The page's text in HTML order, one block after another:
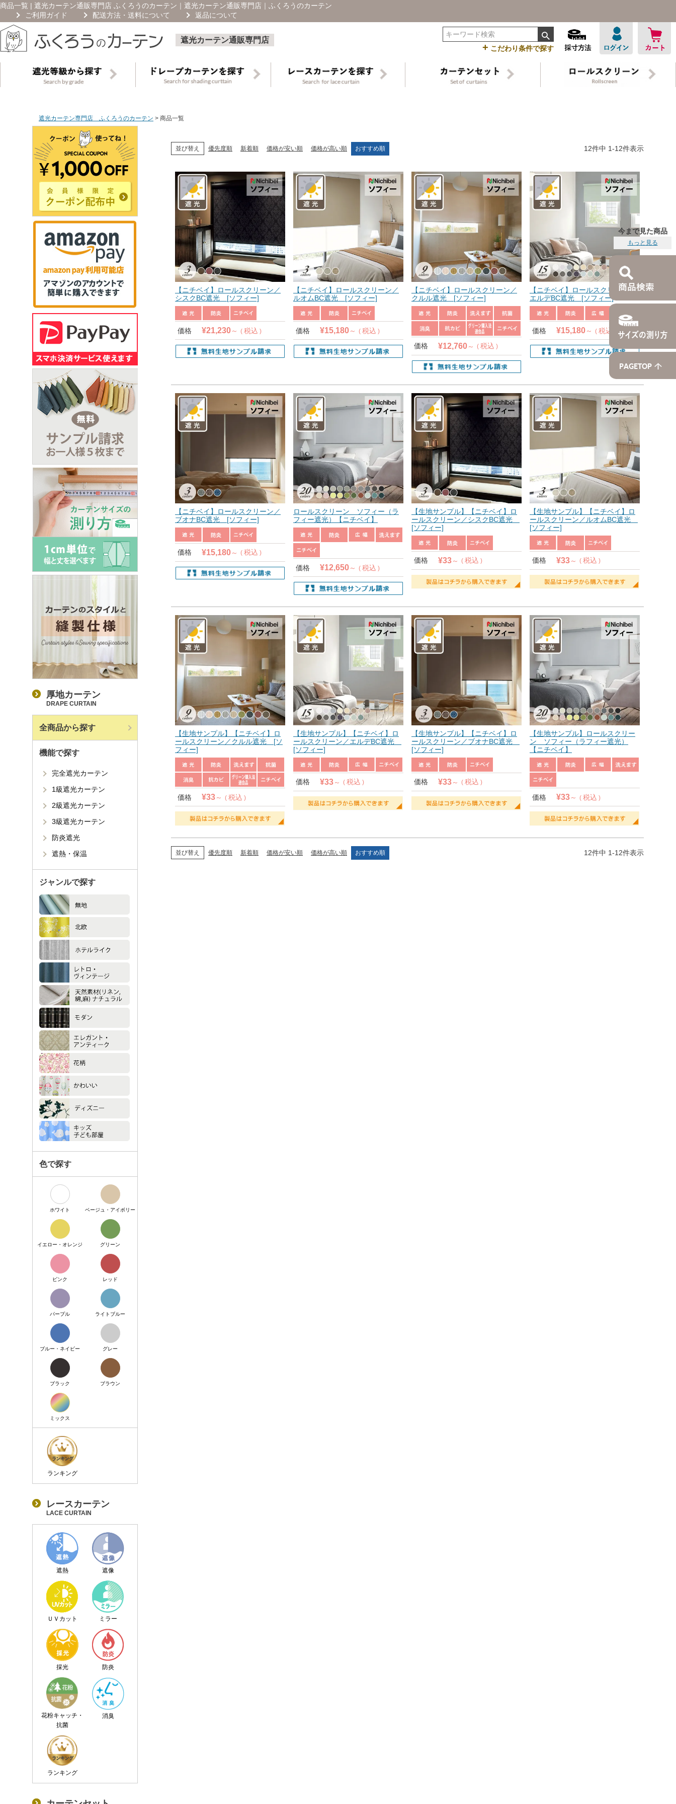
商品一覧 | 遮光カーテン通販専門店 ふくろうのカーテン ｜遮光カーテン通販専門店｜ふくろうのカーテン
ご利用ガイド
配送方法・送料について 返品について
遮光カーテン通販専門店
+ こだわり条件で探す
遮光カーテン専門店 ふくろうのカーテン 商品一覧
厚地カーテン
DRAPE CURTAIN
全商品から探す
機能で探す
完全遮光カーテン
1級遮光カーテン
2級遮光カーテン
3級遮光カーテン
防炎遮光
遮熱・保温
ジャンルで探す
色で探す
ホワイト ベージュ・アイボリー
イエロー・オレンジ グリーン
ピンク レッド
パープル ライトブルー
ブルー・ネイビー グレー
ブラック ブラウン
ミックス
ランキング
レースカーテン
LACE CURTAIN
遮熱 遮像
ＵＶカット ミラー
採光 防炎
花粉キャッチ・
抗菌
消臭
ランキング
並び替え 優先度順 新着順 価格が安い順 価格が高い順 おすすめ順 12件中 1-12件表示
【ニチベイ】ロールスクリーン／
シスクBC遮光 [ソフィー]
価格 ¥21,230 税込
【ニチベイ】ロールスクリーン／
ルオムBC遮光 [ソフィー]
価格 ¥15,180 税込
【ニチベイ】ロールスクリーン／
クルル遮光 [ソフィー]
価格 ¥12,760 税込
【ニチベイ】ロールスクリーン／
エルデBC遮光 [ソフィー]
価格 ¥15,180 税込
【ニチベイ】ロールスクリーン／
ブオナBC遮光 [ソフィー]
価格 ¥15,180 税込
ロールスクリーン ソフィー（ラ
フィー遮光）【ニチベイ】
価格 ¥12,650 税込
【生地サンプル】【ニチベイ】ロ
ールスクリーン／シスクBC遮光
[ソフィー]
価格 ¥33 税込
【生地サンプル】【ニチベイ】ロ
ールスクリーン／ルオムBC遮光
[ソフィー]
価格 ¥33 税込
【生地サンプル】【ニチベイ】ロ
ールスクリーン／クルル遮光 [ソ
フィー]
価格 ¥33 税込
【生地サンプル】【ニチベイ】ロ
ールスクリーン／エルデBC遮光
[ソフィー]
価格 ¥33 税込
【生地サンプル】【ニチベイ】ロ
ールスクリーン／ブオナBC遮光
[ソフィー]
価格 ¥33 税込
【生地サンプル】ロールスクリー
ン ソフィー（ラフィー遮光）
【ニチベイ】
価格 ¥33 税込
並び替え 優先度順 新着順 価格が安い順 価格が高い順 おすすめ順 12件中 1-12件表示
今まで見た商品
もっと見る